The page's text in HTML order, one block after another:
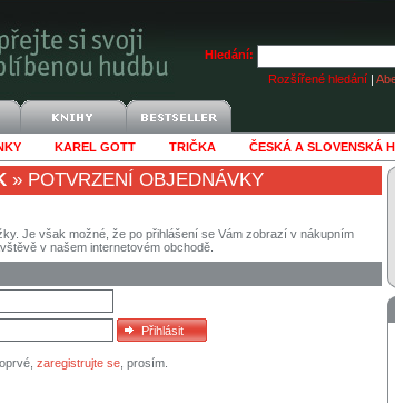
Hledání:
Rozšířené hledání |
KAREL GOTT TRIČKA ČESKÁ A SLOVENSKÁ
» POTVRZENÍ OBJEDNÁVKY
Je však možné, že po přihlášení se Vám zobrazí v nákupním
v našem internetovém obchodě.
zaregistrujte se , prosím.